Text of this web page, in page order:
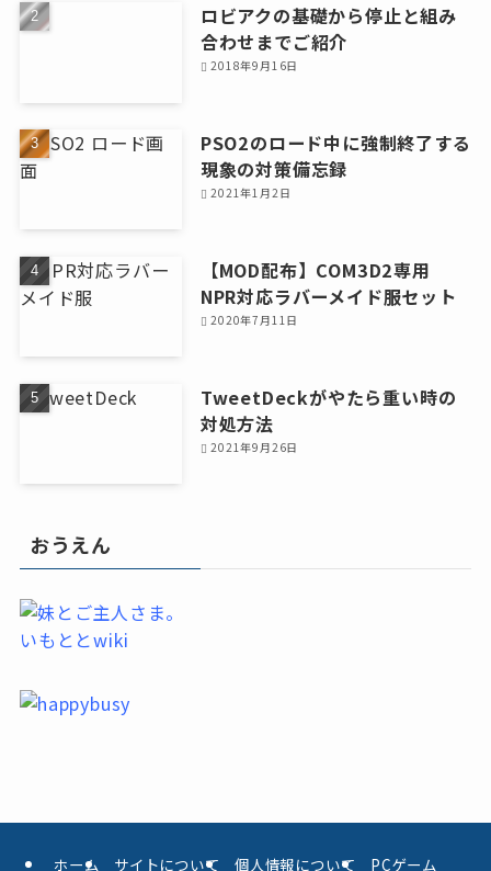
ロビアクの基礎から停止と組み
合わせまでご紹介
2018年9月16日
PSO2のロード中に強制終了する
現象の対策備忘録
2021年1月2日
【MOD配布】COM3D2専用
NPR対応ラバーメイド服セット
2020年7月11日
TweetDeckがやたら重い時の
対処方法
2021年9月26日
おうえん
いもととwiki
ホーム サイトについて 個人情報について PCゲーム